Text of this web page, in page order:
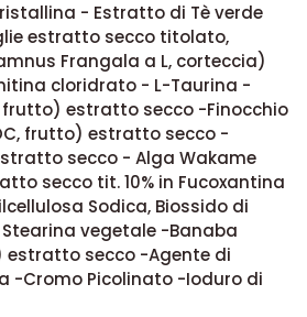
- Estratto di Tè verde
estratto secco titolato,
Frangala a L, corteccia)
cloridrato - L-Taurina -
estratto secco -Finocchio
frutto) estratto secco -
secco - Alga Wakame
secco tit. 10% in Fucoxantina
Sodica, Biossido di
vegetale -Banaba
estratto secco -Agente di
-Cromo Picolinato -Ioduro di